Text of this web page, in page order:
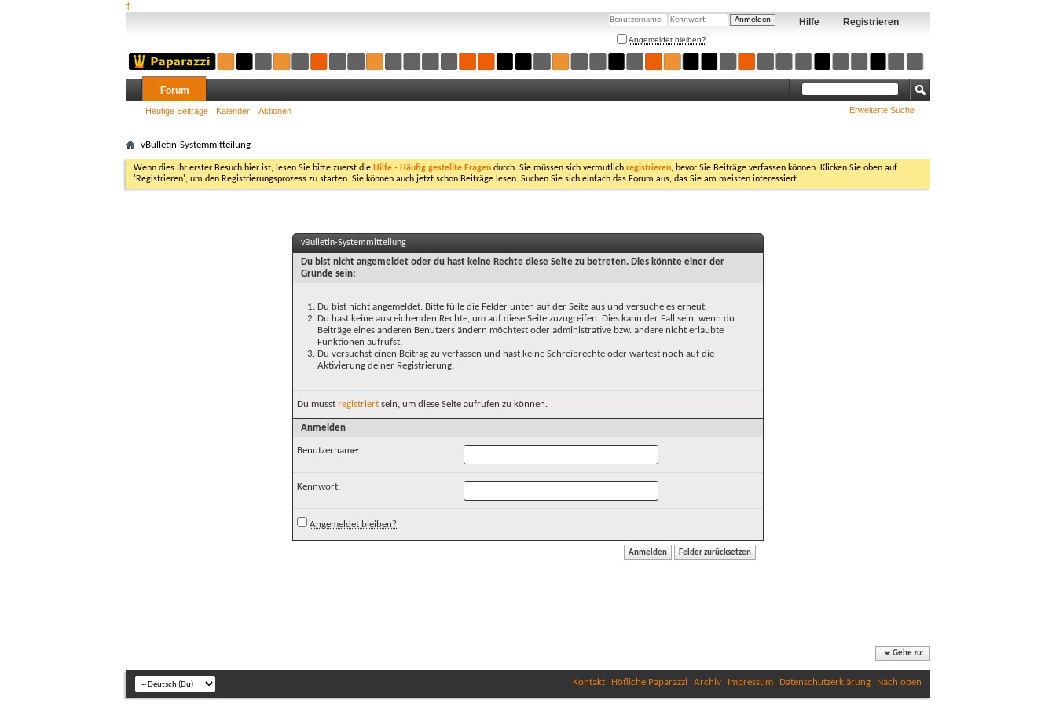
†
Registrieren
Hilfe
Angemeldet bleiben?
Forum
Heutige Beiträge Kalender Aktionen Erweiterte Suche
vBulletin-Systemmitteilung
Wenn dies Ihr erster Besuch hier ist, lesen Sie bitte zuerst die Hilfe - Häufig gestellte Fragen durch. Sie müssen sich vermutlich registrieren, bevor Sie Beiträge verfassen können. Klicken Sie oben auf
'Registrieren', um den Registrierungsprozess zu starten. Sie können auch jetzt schon Beiträge lesen. Suchen Sie sich einfach das Forum aus, das Sie am meisten interessiert.
vBulletin-Systemmitteilung
Du bist nicht angemeldet oder du hast keine Rechte diese Seite zu betreten. Dies könnte einer der
Gründe sein:
Du bist nicht angemeldet. Bitte fülle die Felder unten auf der Seite aus und versuche es erneut.
Du hast keine ausreichenden Rechte, um auf diese Seite zuzugreifen. Dies kann der Fall sein, wenn du
Beiträge eines anderen Benutzers ändern möchtest oder administrative bzw. andere nicht erlaubte
Funktionen aufrufst.
Du versuchst einen Beitrag zu verfassen und hast keine Schreibrechte oder wartest noch auf die
Aktivierung deiner Registrierung.
Du musst registriert sein, um diese Seite aufrufen zu können.
Anmelden
Benutzername:
Kennwort:
Angemeldet bleiben?
Gehe zu:
Kontakt Höfliche Paparazzi Archiv Impressum Datenschutzerklärung Nach oben